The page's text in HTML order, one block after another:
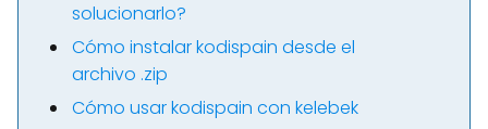
solucionarlo?
Cómo instalar kodispain desde el
archivo .zip
Cómo usar kodispain con kelebek